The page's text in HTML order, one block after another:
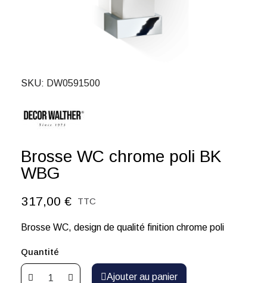
SKU DW0591500
Brosse WC chrome poli BK
WBG
317,00 € TTC
Brosse WC, design de qualité finition chrome poli
Quantité
Ajouter au panier